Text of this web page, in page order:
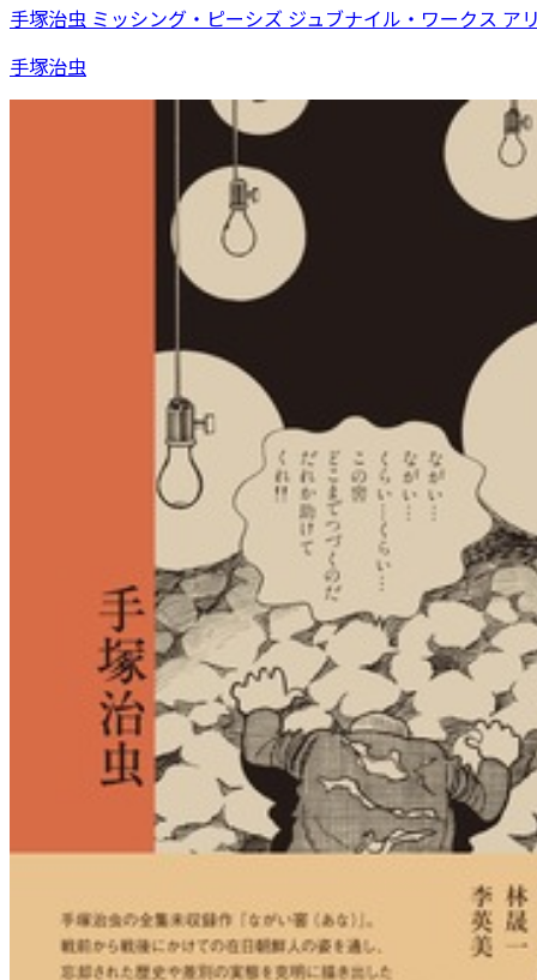
手塚治虫 ミッシング・ピーシズ ジュブナイル・ワークス ア
手塚治虫